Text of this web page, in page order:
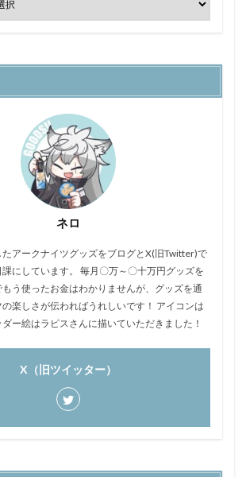
ネロ
アークナイツグッズをブログとX(旧Twitter)で
にしています。 毎月〇万～〇十万円グッズを
う使ったお金はわかりませんが、グッズを通
楽しさが伝わればうれしいです！ アイコンは
ダー絵はラピスさんに描いていただきました！
X（旧ツイッター）